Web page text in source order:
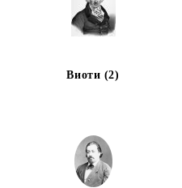
Виоти (2)